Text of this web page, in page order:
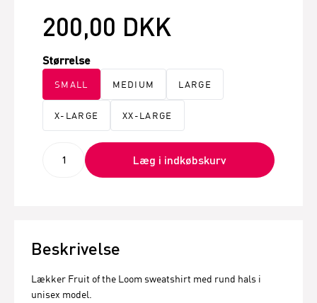
200,00 DKK
Størrelse
SMALL MEDIUM LARGE
X-LARGE XX-LARGE
Læg i indkøbskurv
Beskrivelse
Lækker Fruit of the Loom sweatshirt med rund hals i
unisex model.